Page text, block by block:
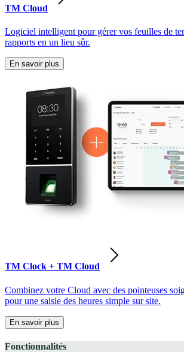
TM Cloud
Logiciel intelligent pour gérer vos feuilles de
rapports en un lieu sûr.
En savoir plus
TM Clock + TM Cloud
Combinez votre Cloud avec des pointeuses
pour une saisie des heures simple sur site.
En savoir plus
Fonctionnalités